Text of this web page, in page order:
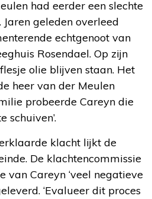
had eerder een slechte
geleden overleed
echtgenoot van
Rosendael. Op zijn
olie blijven staan. Het
heer van der Meulen
probeerde Careyn die
schuiven’.
klacht lijkt de
De klachtencommissie
van Careyn ‘veel negatieve
‘Evalueer dit proces